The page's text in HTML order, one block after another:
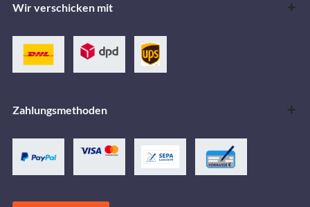
Wir verschicken mit
Zahlungsmethoden